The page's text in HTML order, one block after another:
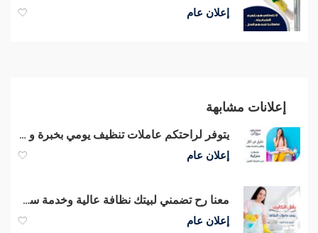
إعلان عام
إعلانات مشابهة
يتوفر لراحتكم عاملات تنظيف يومي بخبرة و نخبة لخدمة التنظيف و الترتيب لراحتكم
إعلان عام
معنا رح تضمني لبيتك نظافة عالية وخدمة سريعة وبسعر منافس وبخبرة لراحتك
إعلان عام